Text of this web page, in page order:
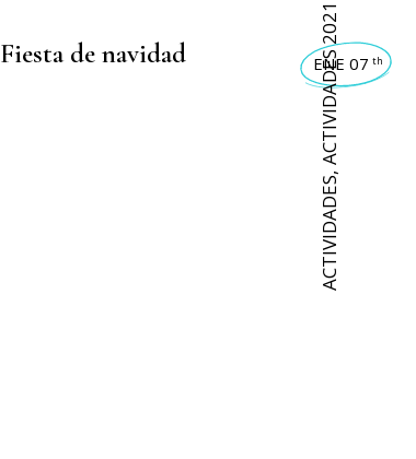
Fiesta de navidad
ACTIVIDADES
,
ACTIVIDADES 2021
ENE 07 th